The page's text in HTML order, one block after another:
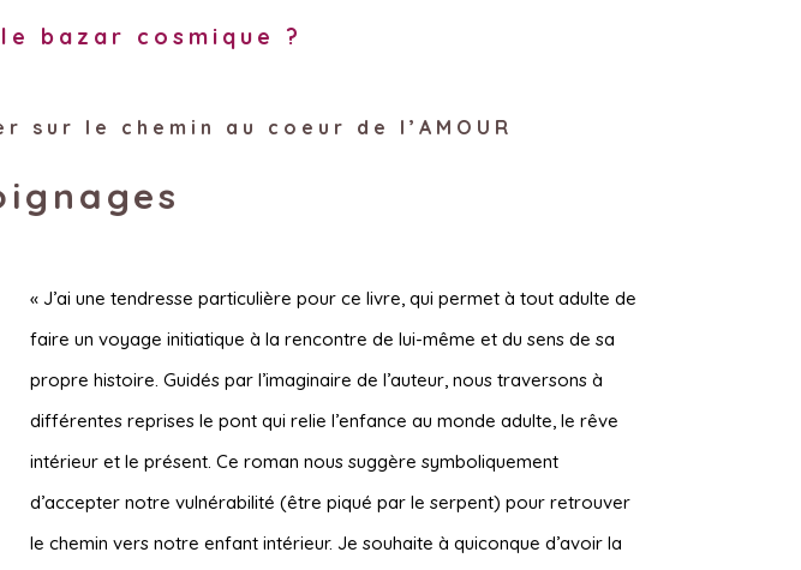
bazar cosmique ?
le chemin au coeur de l’AMOUR
« J’ai une tendresse particulière pour ce livre, qui permet à tout adulte de
faire un voyage initiatique à la rencontre de lui-même et du sens de sa
propre histoire. Guidés par l’imaginaire de l’auteur, nous traversons à
différentes reprises le pont qui relie l’enfance au monde adulte, le rêve
intérieur et le présent. Ce roman nous suggère symboliquement
d’accepter notre vulnérabilité (être piqué par le serpent) pour retrouver
le chemin vers notre enfant intérieur. Je souhaite à quiconque d’avoir la